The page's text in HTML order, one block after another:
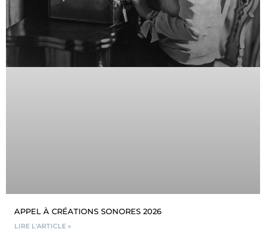
APPEL À CRÉATIONS SONORES 2026
LIRE L'ARTICLE »